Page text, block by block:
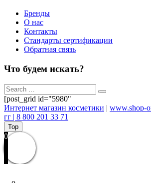
Бренды
О нас
Контакты
Стандарты сертификации
Обратная связь
Что будем искать?
[post_grid id="5980"
Интернет магазин косметики | www.shop-
гг | 8 800 201 33 71
Top
0